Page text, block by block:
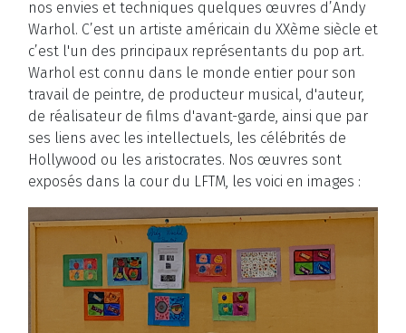
nos envies et techniques quelques œuvres d’Andy
Warhol. C’est un artiste américain du XXème siècle et
c’est l'un des principaux représentants du pop art.
Warhol est connu dans le monde entier pour son
travail de peintre, de producteur musical, d'auteur,
de réalisateur de films d'avant-garde, ainsi que par
ses liens avec les intellectuels, les célébrités de
Hollywood ou les aristocrates. Nos œuvres sont
exposés dans la cour du LFTM, les voici en images :